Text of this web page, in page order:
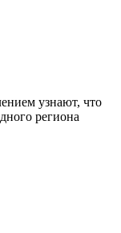
узнают, что
региона